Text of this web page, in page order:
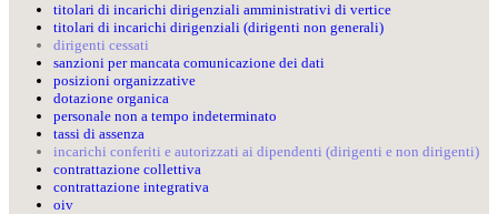
titolari di incarichi dirigenziali amministrativi di vertice
titolari di incarichi dirigenziali (dirigenti non generali)
dirigenti cessati
sanzioni per mancata comunicazione dei dati
posizioni organizzative
dotazione organica
personale non a tempo indeterminato
tassi di assenza
incarichi conferiti e autorizzati ai dipendenti (dirigenti e non dirigenti)
contrattazione collettiva
contrattazione integrativa
oiv